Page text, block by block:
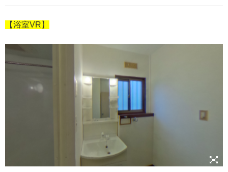
【浴室VR】